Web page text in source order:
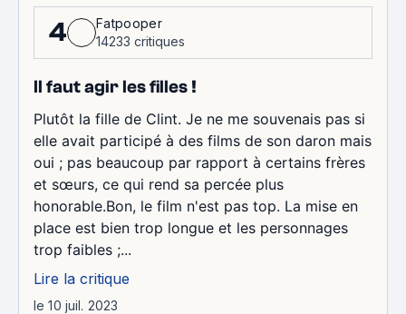
4
Fatpooper
14233 critiques
Il faut agir les filles !
Plutôt la fille de Clint. Je ne me souvenais pas si
elle avait participé à des films de son daron mais
oui ; pas beaucoup par rapport à certains frères
et sœurs, ce qui rend sa percée plus
honorable.Bon, le film n'est pas top. La mise en
place est bien trop longue et les personnages
trop faibles ;...
Lire la critique
le 10 juil. 2023